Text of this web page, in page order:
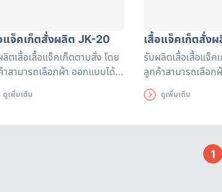
แจ็คเก็ตสั่งผลิต JK-20
ตเสื้อเสื้อแจ็คเก็ตตามสั่ง โดย
สามารถเลือกผ้า ออกแบบได้
ต้องการ สามารถเพิ่มแถบ
นแสงมาตรฐาน หรือโลโก้หน่วย
ดูเพิ่มเติม
เสื้อแจ็คเก็ตสั่ง
รับผลิตเสื้อเสื้อแจ็ค
ลูกค้าสามารถเลือก
ตามต้องการ สามาร
สะท้อนแสงมาตรฐาน
ดูเพิ่มเติม
1